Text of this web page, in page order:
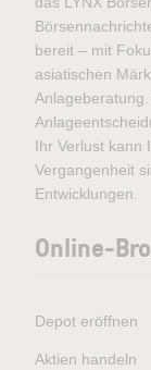
bereit – mit
asiatischen
Ihr Verlust kann
Vergangenheit
Entwicklungen.
Online-
Depot eröffnen
Aktien handeln